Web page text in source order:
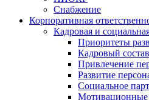
Снабжение
Корпоративная
Кадровая и
Приоритеты
Кадровый состав
Привлечение
Развитие
Социальное